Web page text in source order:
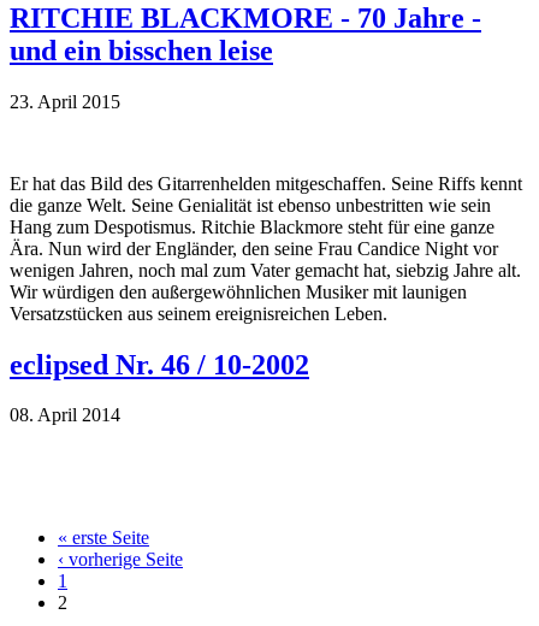
RITCHIE BLACKMORE - 70 Jahre -
und ein bisschen leise
23. April 2015
Er hat das Bild des Gitarrenhelden mitgeschaffen. Seine Riffs kennt
die ganze Welt. Seine Genialität ist ebenso unbestritten wie sein
Hang zum Despotismus. Ritchie Blackmore steht für eine ganze
Ära. Nun wird der Engländer, den seine Frau Candice Night vor
wenigen Jahren, noch mal zum Vater gemacht hat, siebzig Jahre alt.
Wir würdigen den außergewöhnlichen Musiker mit launigen
Versatzstücken aus seinem ereignisreichen Leben.
eclipsed Nr. 46 / 10-2002
08. April 2014
« erste Seite
‹ vorherige Seite
1
2